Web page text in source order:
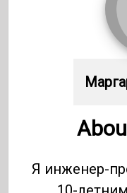
Я инженер-